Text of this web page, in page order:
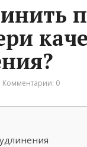
Комментарии: 0